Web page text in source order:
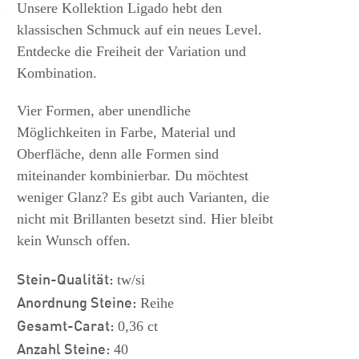
Unsere Kollektion Ligado hebt den
klassischen Schmuck auf ein neues Level.
Entdecke die Freiheit der Variation und
Kombination.
Vier Formen, aber unendliche
Möglichkeiten in Farbe, Material und
Oberfläche, denn alle Formen sind
miteinander kombinierbar. Du möchtest
weniger Glanz? Es gibt auch Varianten, die
nicht mit Brillanten besetzt sind. Hier bleibt
kein Wunsch offen.
Stein-Qualität: tw/si
Anordnung Steine: Reihe
Gesamt-Carat: 0,36 ct
Anzahl Steine: 40